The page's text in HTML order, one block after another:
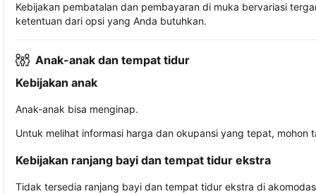
Kebijakan pembatalan dan pembayaran di muka bervariasi
ketentuan dari opsi yang Anda butuhkan.
Anak-anak dan tempat tidur
Kebijakan anak
Anak-anak bisa menginap.
Untuk melihat informasi harga dan okupansi yang tepat,
Kebijakan ranjang bayi dan tempat tidur ekstra
Tidak tersedia ranjang bayi dan tempat tidur ekstra di